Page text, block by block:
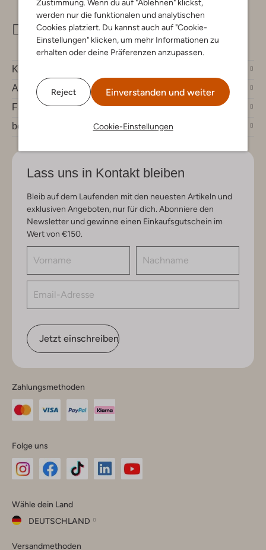
Zustimmung. Wenn du auf "Ablehnen" klickst,
werden nur die funktionalen und analytischen
Cookies platziert. Du kannst auch auf "Cookie-
Einstellungen" klicken, um mehr Informationen zu
erhalten oder deine Präferenzen anzupassen.
Reject Einverstanden und weiter
Cookie-Einstellungen
info@omoda.de
Kundenservice
Account
Fashion News
bei Omoda
Lass uns in Kontakt bleiben
Bleib auf dem Laufenden mit den neuesten Artikeln und
exklusiven Angeboten, nur für dich. Abonniere den
Newsletter und gewinne einen Einkaufsgutschein im
Wert von €150.
Jetzt einschreiben
Zahlungsmethoden
Folge uns
Instagram
Facebook
TikTok
Wähle dein Land
DEUTSCHLAND
dein
Versandmethoden